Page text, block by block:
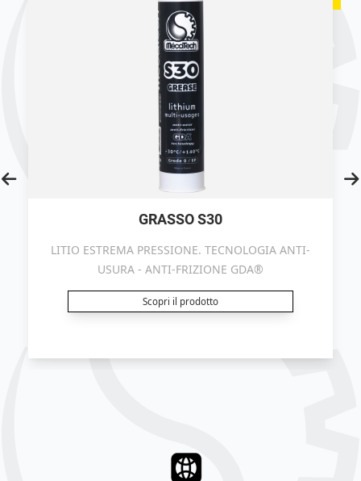
GRASSO S30
LITIO ESTREMA PRESSIONE. TECNOLOGIA ANTI-
USURA - ANTI-FRIZIONE GDA®
Scopri il prodotto